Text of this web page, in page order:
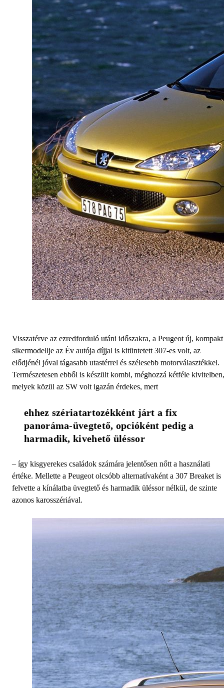
Visszatérve az ezredforduló utáni időszakra, a Peugeot új, kompakt
sikermodellje az Év autója díjjal is kitüntetett 307-es volt, az
elődjénél jóval tágasabb utastérrel és szélesebb motorválasztékkel.
Természetesen ebből is készült kombi, méghozzá kétféle kivitelben,
melyek közül az SW volt igazán érdekes, mert
ehhez szériatartozékként járt a fix
panoráma-üvegtető, opcióként pedig a
harmadik, kivehető üléssor
– így kisgyerekes családok számára jelentősen nőtt a használati
értéke. Mellette a Peugeot olcsóbb alternatívaként a 307 Breaket is
felvette a kínálatba üvegtető és harmadik üléssor nélkül, de szinte
azonos karosszériával.